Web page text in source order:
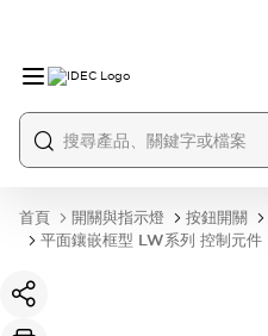
首頁 開關與指示燈 按鈕開關
平面鑲嵌框型 LW系列 控制元件